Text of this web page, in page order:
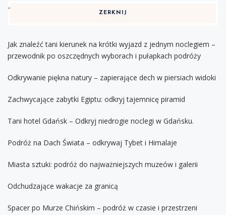
ZERKNIJ
Jak znaleźć tani kierunek na krótki wyjazd z jednym noclegiem –
przewodnik po oszczędnych wyborach i pułapkach podróży
Odkrywanie piękna natury – zapierające dech w piersiach widoki
Zachwycające zabytki Egiptu: odkryj tajemnicę piramid
Tani hotel Gdańsk – Odkryj niedrogie noclegi w Gdańsku.
Podróż na Dach Świata – odkrywaj Tybet i Himalaje
Miasta sztuki: podróż do najważniejszych muzeów i galerii
Odchudzające wakacje za granicą
Spacer po Murze Chińskim – podróż w czasie i przestrzeni